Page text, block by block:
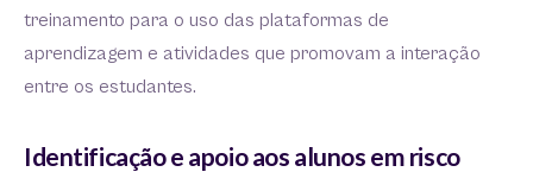
treinamento para o uso das plataformas de
aprendizagem e atividades que promovam a interação
entre os estudantes.
Identificação e apoio aos alunos em risco